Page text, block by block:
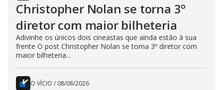
Christopher Nolan se torna 3º
diretor com maior bilheteria
Adivinhe os únicos dois cineastas que ainda estão à sua
frente O post Christopher Nolan se torna 3º diretor com
maior bilheteria...
O VÍCIO / 08/08/2026